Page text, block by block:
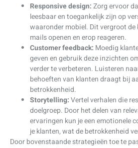
Responsive design:Zorg ervoor
leesbaar en toegankelijk zijn op
waaronder mobiel. Dit vergroot de
mails openen en erop reageren.
Customer feedback: Moedig
geven en gebruik deze inzichten
verder te verbeteren. Luisteren
behoeften van klanten draagt bij
betrokkenheid.
Storytelling:Vertel verhalen die
doelgroep. Door het delen van
ervaringen kun je een emotionele
je klanten, wat de betrokkenheid
Door bovenstaande strategieën toe te